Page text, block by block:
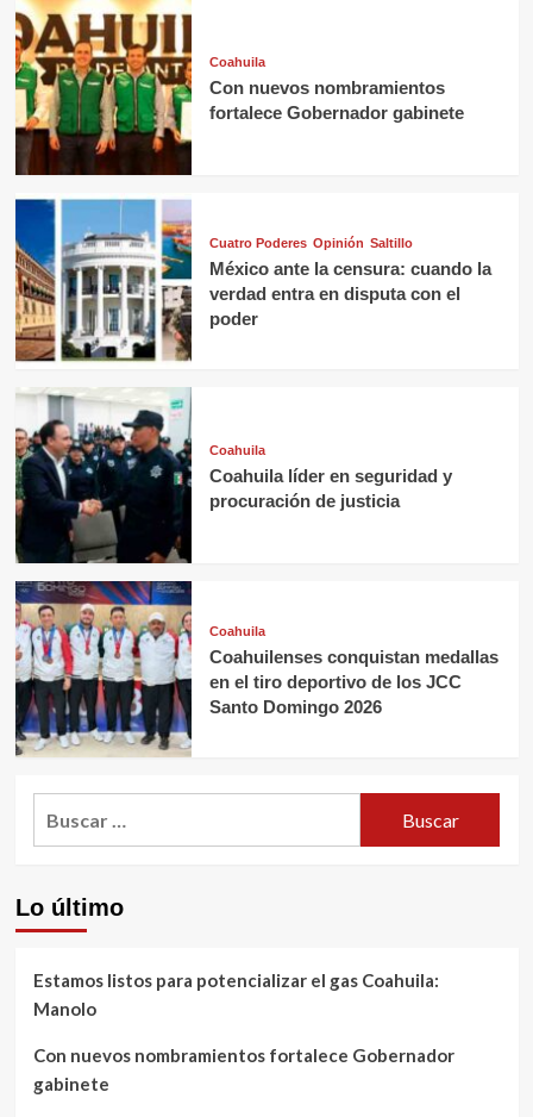
Coahuila
Con nuevos nombramientos
fortalece Gobernador gabinete
Cuatro Poderes Opinión Saltillo
México ante la censura: cuando la
verdad entra en disputa con el
poder
Coahuila
Coahuila líder en seguridad y
procuración de justicia
Coahuila
Coahuilenses conquistan medallas
en el tiro deportivo de los JCC
Santo Domingo 2026
Lo último
Estamos listos para potencializar el gas Coahuila:
Manolo
Con nuevos nombramientos fortalece Gobernador
gabinete